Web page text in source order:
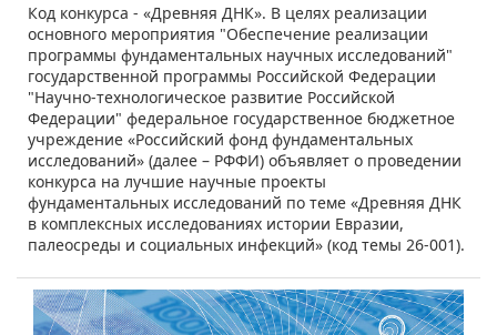
​Код конкурса - «Древняя ДНК». В целях реализации
основного мероприятия "Обеспечение реализации
программы фундаментальных научных исследований"
государственной программы Российской Федерации
"Научно-технологическое развитие Российской
Федерации" федеральное государственное бюджетное
учреждение «Российский фонд фундаментальных
исследований» (далее – РФФИ) объявляет о проведении
конкурса на лучшие научные проекты
фундаментальных исследований по теме «Древняя ДНК
в комплексных исследованиях истории Евразии,
палеосреды и социальных инфекций» (код темы 26-001).